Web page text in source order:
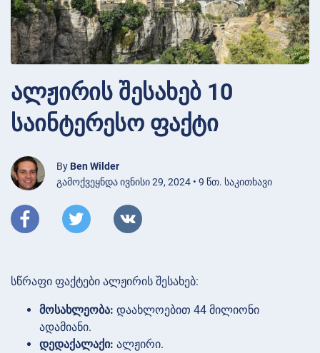
ალჟირის შესახებ 10
საინტერესო ფაქტი
By Ben Wilder
გამოქვეყნდა ივნისი 29, 2024 • 9 წთ. საკითხავი
სწრაფი ფაქტები ალჟირის შესახებ:
მოსახლეობა: დაახლოებით 44 მილიონი
ადამიანი.
დედაქალაქი: ალჟირი.